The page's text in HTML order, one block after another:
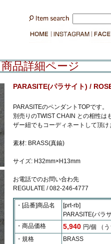
商品詳細ページ
PARASITE(パラサイト) /
PARASITEのペンダントTOPです。
別売りのTWIST CHAIN との相性は
ザー紐でもコーディネートして頂け
素材: BRASS(真鍮)
サイズ: H32mm×H13mm
お電話でのお問い合わ先
REGULATE / 082-246-4777
・[品番]商品名
[prt-rb]
PARASITE(パラ
・商品価格
5,940 円/個
（
・規格
BRASS